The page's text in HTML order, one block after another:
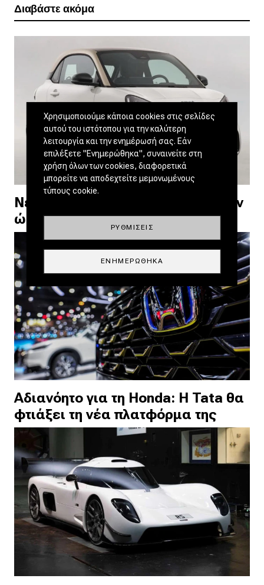
Διαβάστε ακόμα
Νέο smart #2: Διέρρευσε πριν την
ώρα του ο διάδοχος του fortwo
Αδιανόητο για τη Honda: Η Tata θα
φτιάξει τη νέα πλατφόρμα της
Χρησιμοποιούμε κάποια cookies στις σελίδες
αυτού του ιστότοπου για την καλύτερη
λειτουργία και την ενημέρωσή σας. Εάν
επιλέξετε "Ενημερώθηκα", συναινείτε στη
χρήση όλων των cookies, διαφορετικά
μπορείτε να αποδεχτείτε μεμονωμένους
τύπους cookie.
ΡΥΘΜΊΣΕΙΣ
ΕΝΗΜΕΡΏΘΗΚΑ